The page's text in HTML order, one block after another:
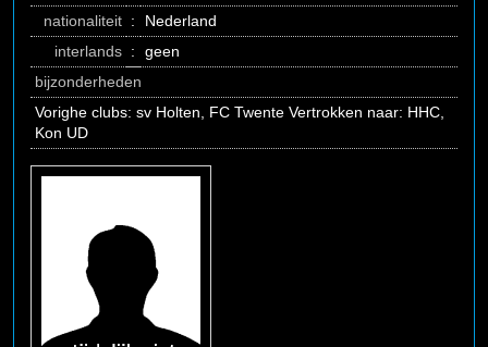
nationaliteit :
Nederland
interlands :
geen
bijzonderheden
Vorighe clubs: sv Holten, FC Twente Vertrokken naar: HHC,
Kon UD